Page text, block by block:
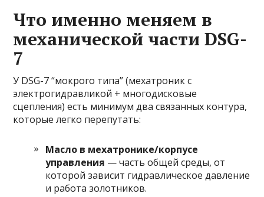
Что именно меняем в
механической части DSG-
7
У DSG-7 “мокрого типа” (мехатроник с
электрогидравликой + многодисковые
сцепления) есть минимум два связанных контура,
которые легко перепутать:
Масло в мехатронике/корпусе
управления — часть общей среды, от
которой зависит гидравлическое давление
и работа золотников.